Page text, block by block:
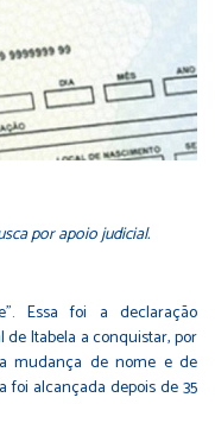
por apoio judicial.
Essa foi a declaração
Itabela a conquistar, por
mudança de nome e de
foi alcançada depois de 35